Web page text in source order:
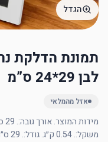
הגדל
תמונת הדלקת
לבן 29*24 ס”מ
אזל מהמלאי
משקל:. 0.54 ק״ג. גודל:. 29 ס״מ